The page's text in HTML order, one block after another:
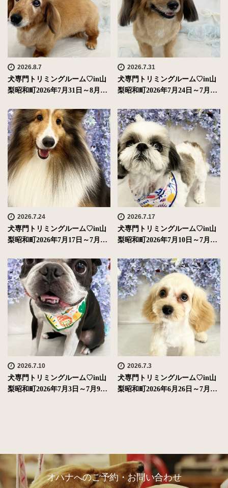
2026.8.7
犬専門トリミングルーム♡in山
梨昭和町2026年7月31日～8月…
2026.7.31
犬専門トリミングルーム♡in山
梨昭和町2026年7月24日～7月…
2026.7.24
犬専門トリミングルーム♡in山
梨昭和町2026年7月17日～7月…
2026.7.17
犬専門トリミングルーム♡in山
梨昭和町2026年7月10日～7月…
2026.7.10
犬専門トリミングルーム♡in山
梨昭和町2026年7月3日～7月9…
2026.7.3
犬専門トリミングルーム♡in山
梨昭和町2026年6月26日～7月…
オハナへのご予約・お問い合わせ